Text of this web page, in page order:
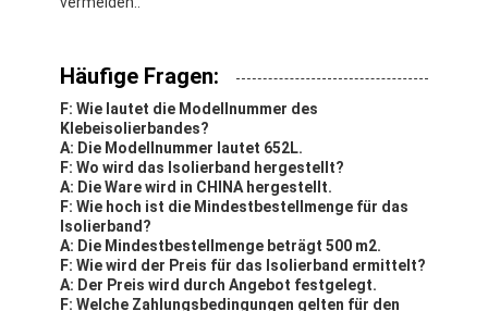
Häufige Fragen:
F: Wie lautet die Modellnummer des
Klebeisolierbandes?
A: Die Modellnummer lautet 652L.
F: Wo wird das Isolierband hergestellt?
A: Die Ware wird in CHINA hergestellt.
F: Wie hoch ist die Mindestbestellmenge für das
Isolierband?
A: Die Mindestbestellmenge beträgt 500 m2.
F: Wie wird der Preis für das Isolierband ermittelt?
A: Der Preis wird durch Angebot festgelegt.
F: Welche Zahlungsbedingungen gelten für den